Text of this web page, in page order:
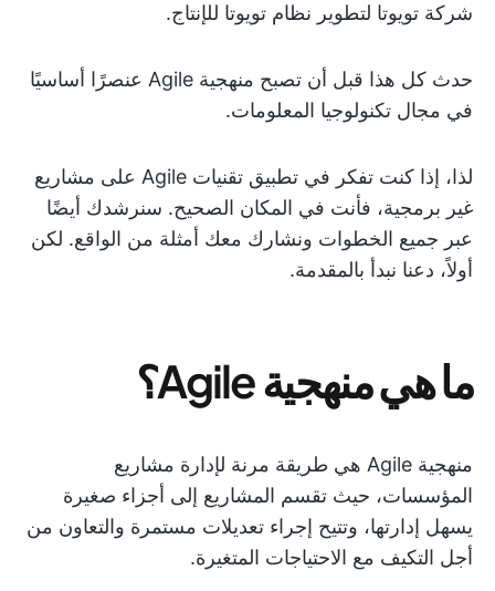
شركة تويوتا لتطوير نظام تويوتا للإنتاج.
حدث كل هذا قبل أن تصبح منهجية Agile عنصرًا أساسيًا
في مجال تكنولوجيا المعلومات.
لذا، إذا كنت تفكر في تطبيق تقنيات Agile على مشاريع
غير برمجية، فأنت في المكان الصحيح. سنرشدك أيضًا
عبر جميع الخطوات ونشارك معك أمثلة من الواقع. لكن
أولاً، دعنا نبدأ بالمقدمة.
ما هي منهجية Agile؟
منهجية Agile هي طريقة مرنة لإدارة مشاريع
المؤسسات، حيث تقسم المشاريع إلى أجزاء صغيرة
يسهل إدارتها، وتتيح إجراء تعديلات مستمرة والتعاون من
أجل التكيف مع الاحتياجات المتغيرة.